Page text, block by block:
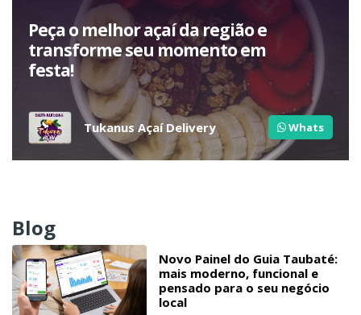
Peça o melhor açaí da região e
transforme seu momento em
festa!
Tukanus Açaí Delivery Whats
Blog
Novo Painel do Guia Taubaté:
mais moderno, funcional e
pensado para o seu negócio
local